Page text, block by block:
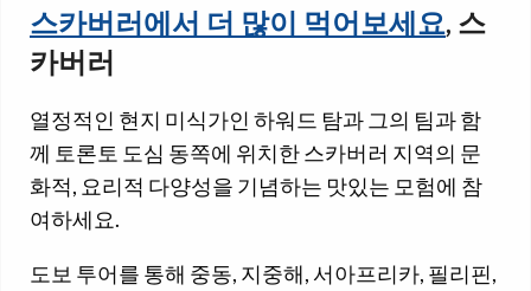
스카버러에서 더 많이 먹어보세요, 스
카버러
열정적인 현지 미식가인 하워드 탐과 그의 팀과 함
께 토론토 도심 동쪽에 위치한 스카버러 지역의 문
화적, 요리적 다양성을 기념하는 맛있는 모험에 참
여하세요.
도보 투어를 통해 중동, 지중해, 서아프리카, 필리핀,